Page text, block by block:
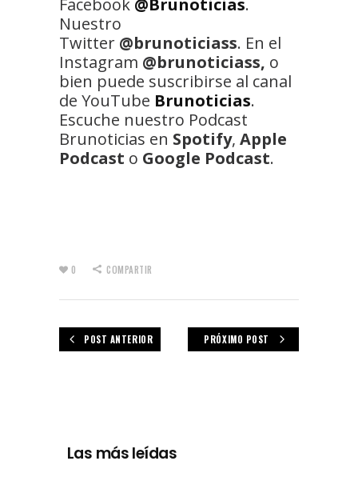
Nuestro
Twitter @brunoticiass. En el
Instagram @brunoticiass, o
bien puede suscribirse al canal
de YouTube Brunoticias.
Escuche nuestro Podcast
Brunoticias en Spotify, Apple
Podcast o Google Podcast.
0 COMPARTIR
POST ANTERIOR PRÓXIMO POST
Las más leídas